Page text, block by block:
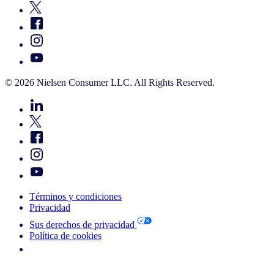
© 2026 Nielsen Consumer LLC. All Rights Reserved.
Términos y condiciones
Privacidad
Sus derechos de privacidad
Política de cookies